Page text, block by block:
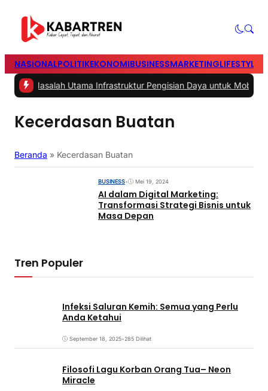
NASIONALPOLITIKEKONOMIBUSINESSMARKETINGLIFESTYLE
#2 - Masalah Utama Infrastruktur Pengisian Daya untuk Mobil
Kecerdasan Buatan
Beranda » Kecerdasan Buatan
BUSINESS• Mei 19, 2024
AI dalam Digital Marketing:
Transformasi Strategi Bisnis untuk
Masa Depan
Tren Populer
Infeksi Saluran Kemih: Semua yang Perlu
Anda Ketahui
September 18, 2025•285 Dilihat
Filosofi Lagu Korban Orang Tua– Neon
Miracle